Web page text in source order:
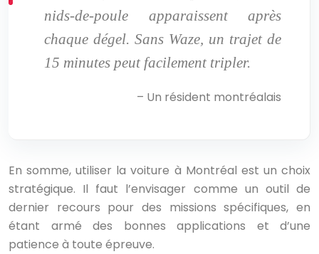
nids-de-poule apparaissent après
chaque dégel. Sans Waze, un trajet de
15 minutes peut facilement tripler.
– Un résident montréalais
En somme, utiliser la voiture à Montréal est un choix
stratégique. Il faut l’envisager comme un outil de
dernier recours pour des missions spécifiques, en
étant armé des bonnes applications et d’une
patience à toute épreuve.